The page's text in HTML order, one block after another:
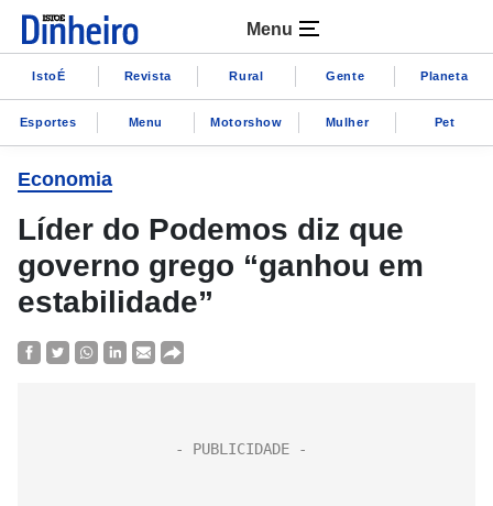
Menu
IstoÉ Revista Rural Gente Planeta
Esportes Menu Motorshow Mulher Pet
Economia
Líder do Podemos diz que
governo grego “ganhou em
estabilidade”